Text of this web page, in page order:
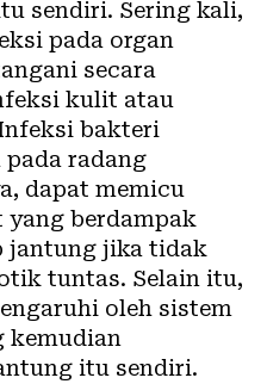
sendiri. Sering kali,
pada organ
secara
kulit atau
bakteri
radang
dapat memicu
berdampak
jantung jika tidak
tuntas. Selain itu,
oleh sistem
kemudian
itu sendiri.